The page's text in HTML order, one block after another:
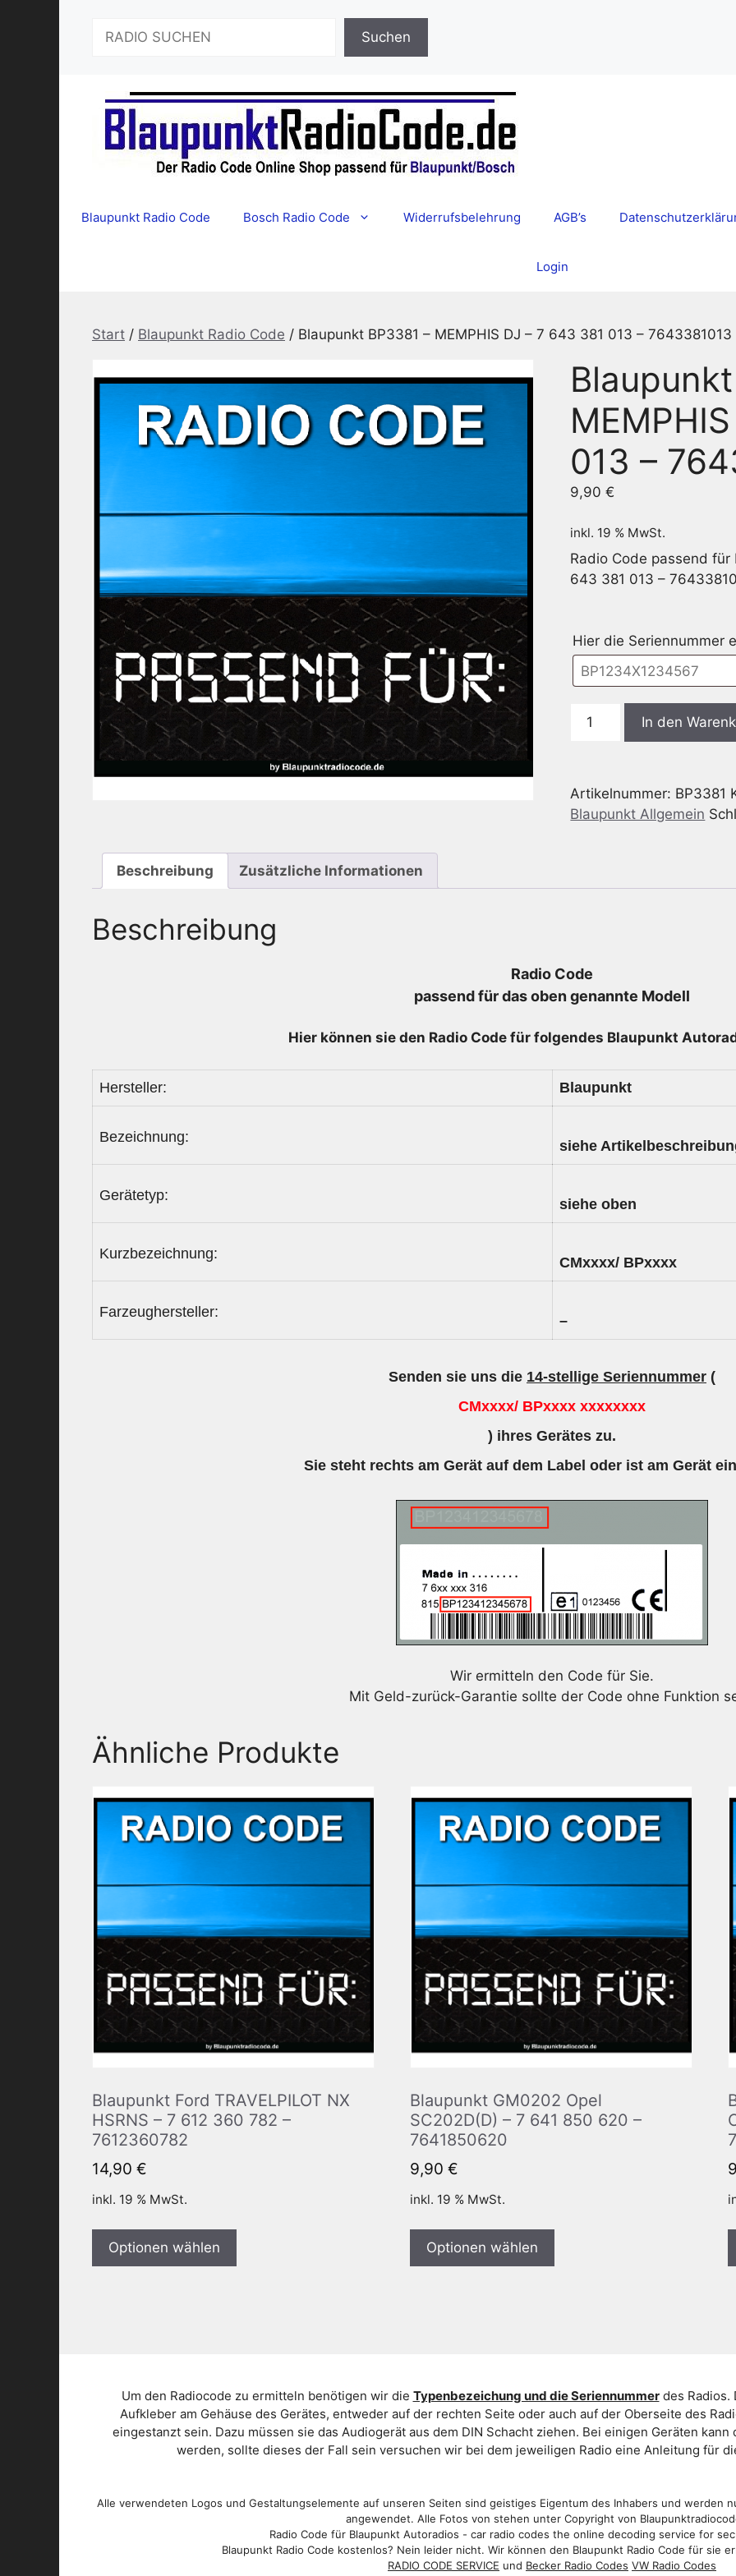
Suchen
Blaupunkt Radio Code Bosch Radio Code Widerrufsbelehrung AGB’s
Login
Start / Blaupunkt Radio Code / Blaupunkt BP3381 – MEMPHIS DJ – 7 643 381 013 – 7643381013
013 –
9,90€
inkl. 19 % MwSt.
Radio Code passend für
643 381 013 –
Hier die Seriennummer
Blaupunkt
DJ
-
In den
Artikelnummer: BP3381
Blaupunkt Allgemein
Beschreibung Zusätzliche Informationen
Beschreibung
Radio Code
passend für das oben genannte Modell
Hier können sie den Radio Code für folgendes Blaupunkt
Hersteller: Blaupunkt
Bezeichnung:
siehe
Gerätetyp:
siehe oben
Kurzbezeichnung:
CMxxxx/ BPxxxx
Farzeughersteller:
–
Senden sie uns die 14-stellige Seriennummer (
CMxxxx/ BPxxxx xxxxxxxx
) ihres Gerätes zu.
Sie steht rechts am Gerät auf dem Label oder ist am Gerät
Wir ermitteln den Code für Sie.
Mit Geld-zurück-Garantie sollte der Code ohne Funktion
Ähnliche Produkte
Blaupunkt Ford TRAVELPILOT NX
HSRNS – 7 612 360 782 –
7612360782
14,90 €
inkl. 19 % MwSt.
Optionen wählen
Blaupunkt GM0202 Opel
SC202D(D) – 7 641 850 620 –
7641850620
9,90 €
inkl. 19 % MwSt.
Optionen wählen
Um den Radiocode zu ermitteln benötigen wir die Typenbezeichung und die Seriennummerdes Radios.
Aufkleber am Gehäuse des Gerätes, entweder auf der rechten Seite oder auch auf der Oberseite des
eingestanzt sein. Dazu müssen sie das Audiogerät aus dem DIN Schacht ziehen. Bei einigen Geräten
werden, sollte dieses der Fall sein versuchen wir bei dem jeweiligen Radio eine Anleitung für
Alle verwendeten Logos und Gestaltungselemente auf unseren Seiten sind geistiges Eigentum des Inhabers und werden
angewendet. Alle Fotos von stehen unter Copyright von
Radio Code für Blaupunkt Autoradios - car radio codes the online decoding service for
Blaupunkt Radio Code kostenlos? Nein leider nicht. Wir können den Blaupunkt Radio Code für sie
RADIO CODE SERVICE und Becker Radio Codes VW Radio Codes